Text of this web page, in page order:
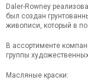
Daler-Rowney
был создан
живописи, который в
В ассортименте
группы
Масляные краски: